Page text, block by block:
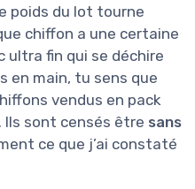
poids du lot tourne
chiffon a une certaine
ultra fin qui se déchire
en main, tu sens que
vendus en pack
Ils sont censés être sans
ce que j’ai constaté